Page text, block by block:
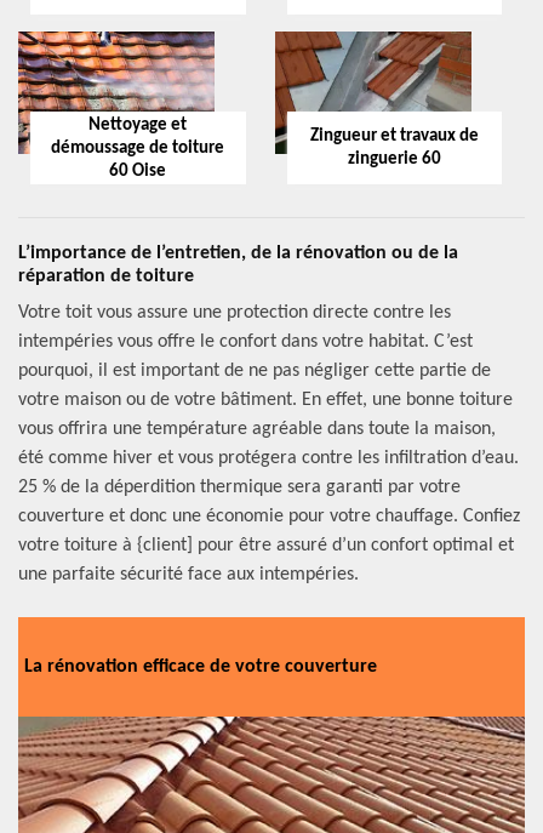
Nettoyage et
démoussage de toiture
60 Oise
Zingueur et travaux de
zinguerie 60
L’importance de l’entretien, de la rénovation ou de la
réparation de toiture
Votre toit vous assure une protection directe contre les
intempéries vous offre le confort dans votre habitat. C’est
pourquoi, il est important de ne pas négliger cette partie de
votre maison ou de votre bâtiment. En effet, une bonne toiture
vous offrira une température agréable dans toute la maison,
été comme hiver et vous protégera contre les infiltration d’eau.
25 % de la déperdition thermique sera garanti par votre
couverture et donc une économie pour votre chauffage. Confiez
votre toiture à {client] pour être assuré d’un confort optimal et
une parfaite sécurité face aux intempéries.
La rénovation efficace de votre couverture